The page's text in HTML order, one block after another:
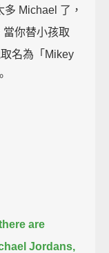
Michael 了，
你替小孩取
名為「Mikey
are
Jordans,